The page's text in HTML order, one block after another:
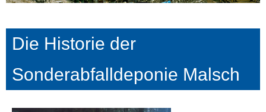
Die Historie der
Sonderabfalldeponie Malsch